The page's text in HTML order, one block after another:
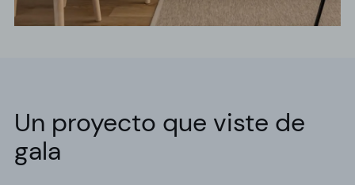
Un proyecto que viste de
gala